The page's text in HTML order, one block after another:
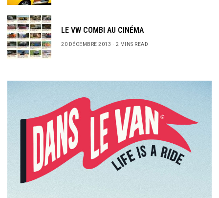
LE VW COMBI AU CINÉMA
20 DÉCEMBRE 2013 2 MINS READ